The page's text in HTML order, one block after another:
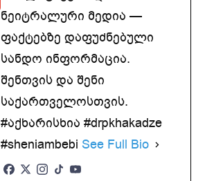
ნეიტრალური მედია —
ფაქტებზე დაფუძნებული
სანდო ინფორმაცია.
შენთვის და შენი
საქართველოსთვის.
#აქხარისხია #drpkhakadze
#sheniambebi See Full Bio